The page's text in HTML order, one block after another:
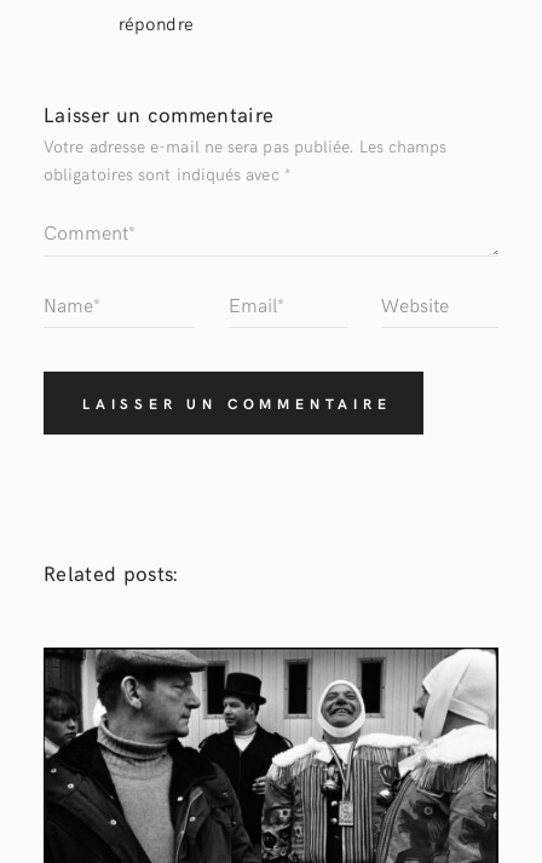
répondre
Laisser un commentaire
Votre adresse e-mail ne sera pas publiée. Les champs
obligatoires sont indiqués avec *
Related posts: